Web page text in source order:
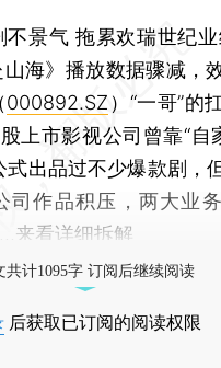
不景气 拖累欢瑞世纪
海》播放数据骤减，
000892.SZ ）“一哥”的
上市影视公司曾靠“自
式出品过不少爆款剧，
司作品积压，两大业
来看详细拆解
共计1095字 订阅后继续阅读
后获取已订阅的阅读权限